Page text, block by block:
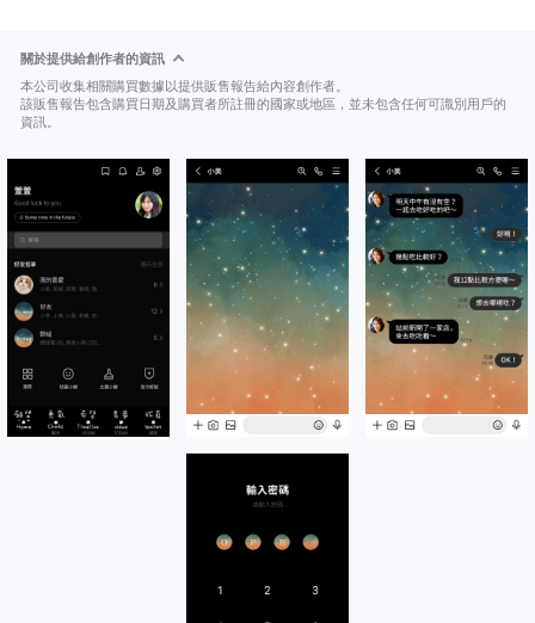
關於提供給創作者的資訊
本公司收集相關購買數據以提供販售報告給內容創作者。
該販售報告包含購買日期及購買者所註冊的國家或地區，並未包含任何可識別用戶的
資訊。